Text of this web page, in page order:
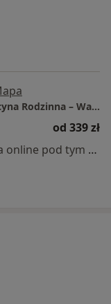
Centrum Medyczne LUX MED Medycyna Rodzinna – Warszawa, ul. Wrocławska 7A
od 339 zł
Specjalista nie oferuje umawiania online pod tym adresem.